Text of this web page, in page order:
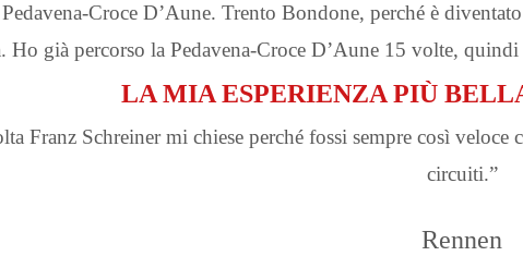
Croce D’Aune. Trento Bondone, perché è
Ho già percorso la Pedavena-Croce D’Aune 15 volte,
LA MIA ESPERIENZA PIÙ
Franz Schreiner mi chiese perché fossi sempre così
circuiti.”
Rennen